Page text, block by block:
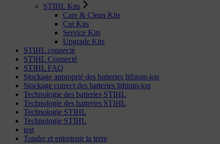
STIHL Kits
Care & Clean Kits
Cut Kits
Service Kits
Upgrade Kits
STIHL connecté
STIHL Connecté
STIHL FAQ
Stockage approprié des batteries lithium-ion
Stockage correct des batteries lithium-ion
Technologie des batteries STIHL
Technologie des batteries STIHL
Technologie STIHL
Technologie STIHL
test
Tondre et entretenir la terre